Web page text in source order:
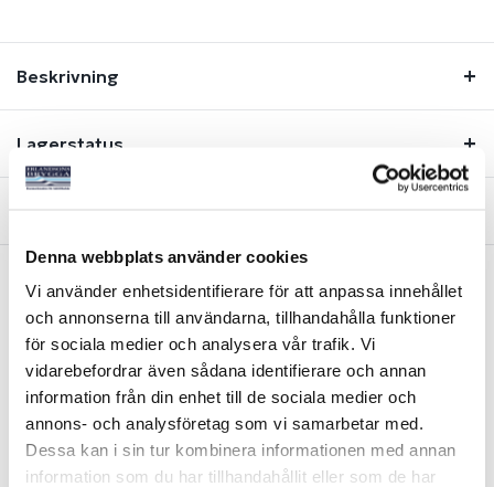
Denna webbplats använder cookies
Vi använder enhetsidentifierare för att anpassa innehållet
och annonserna till användarna, tillhandahålla funktioner
för sociala medier och analysera vår trafik. Vi
vidarebefordrar även sådana identifierare och annan
information från din enhet till de sociala medier och
annons- och analysföretag som vi samarbetar med.
Dessa kan i sin tur kombinera informationen med annan
information som du har tillhandahållit eller som de har
Beskrivning
Lagerstatus
Liknande produkter
NYHET